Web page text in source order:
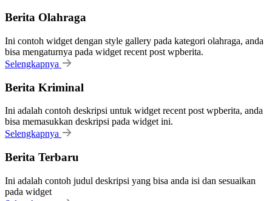
Berita Olahraga
Ini contoh widget dengan style gallery pada kategori olahraga, anda
bisa mengaturnya pada widget recent post wpberita.
Selengkapnya
Berita Kriminal
Ini adalah contoh deskripsi untuk widget recent post wpberita, anda
bisa memasukkan deskripsi pada widget ini.
Selengkapnya
Berita Terbaru
Ini adalah contoh judul deskripsi yang bisa anda isi dan sesuaikan
pada widget